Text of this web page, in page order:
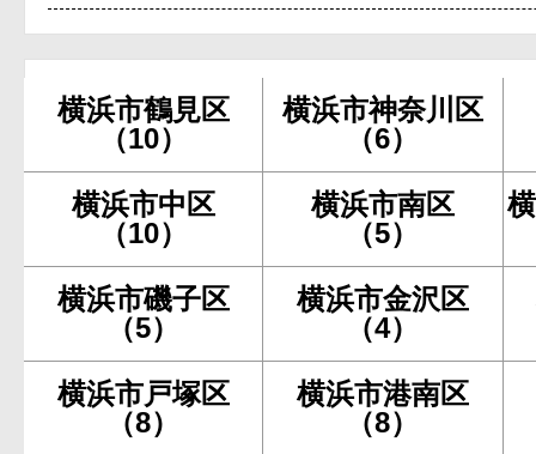
横浜市鶴見区
（10）
横浜市神奈川区
（6）
横浜市中区
（10）
横浜市南区
（5）
横浜市磯子区
（5）
横浜市金沢区
（4）
横浜市戸塚区
（8）
横浜市港南区
（8）